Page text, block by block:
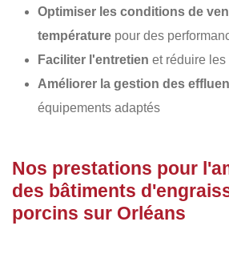
Optimiser les conditions de
température pour des
Faciliter l'entretien et réduire
Améliorer la gestion des
équipements adaptés
Nos prestations pour
des bâtiments
porcins sur Orléans